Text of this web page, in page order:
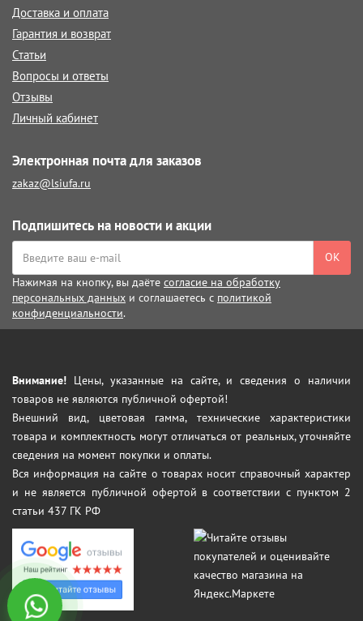
Доставка и оплата
Гарантия и возврат
Статьи
Вопросы и ответы
Отзывы
Личный кабинет
Электронная почта для заказов
zakaz@lsiufa.ru
Подпишитесь на новости и акции
ОК
Нажимая на кнопку, вы даёте согласие на обработку
персональных данных и соглашаетесь с политикой
конфиденциальности.
Внимание! Цены, указанные на сайте, и сведения о наличии
товаров не являются публичной офертой!
Внешний вид, цветовая гамма, технические характеристики
товара и комплектность могут отличаться от реальных, уточняйте
сведения на момент покупки и оплаты.
Вся информация на сайте о товарах носит справочный характер
и не является публичной офертой в соответствии с пунктом 2
статьи 437 ГК РФ